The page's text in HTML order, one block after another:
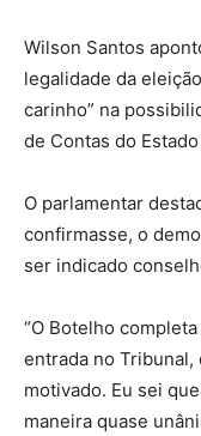
Wilson Santos
legalidade da
carinho” na
de Contas do
O parlamentar
confirmasse, o
ser indicado
“O Botelho
entrada no Tribunal,
motivado. Eu sei
maneira quase